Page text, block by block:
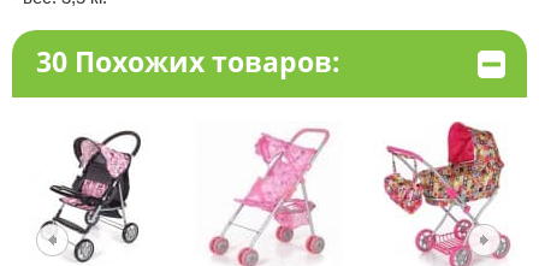
30 Похожих товаров: